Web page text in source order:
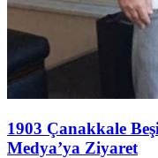
1903 Çanakkale
Medya’ya Ziyaret